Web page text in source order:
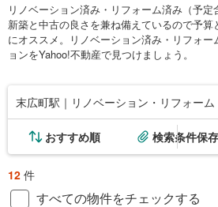
リノベーション済み・リフォーム済み（予
新築と中古の良さを兼ね備えているので予
にオススメ。リノベーション済み・リフォ
ョンをYahoo!不動産で見つけましょう。
末広町駅｜リノベーション・リフォーム
おすすめ順 検索条件保存
12 件
すべての物件をチェックする